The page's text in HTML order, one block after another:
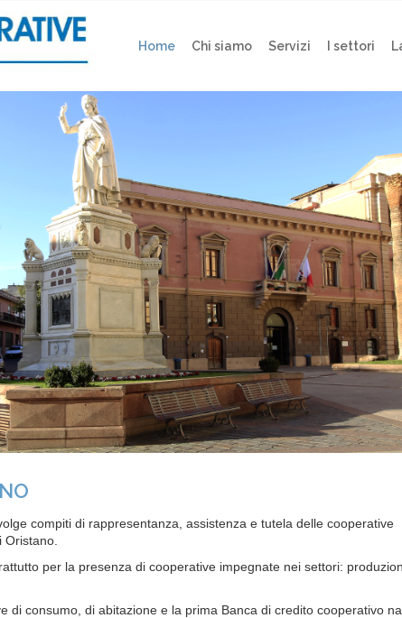
Home Chi siamo Servizi I settori
compiti di rappresentanza, assistenza e tutela delle cooperative
per la presenza di cooperative impegnate nei settori:
di consumo, di abitazione e la prima Banca di credito cooperativo